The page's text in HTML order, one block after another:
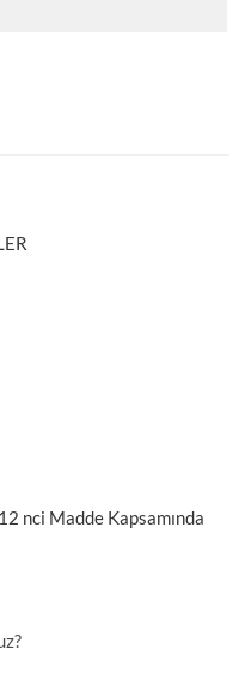
nci Madde Kapsamında